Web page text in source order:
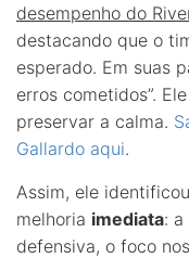
desempenho do
destacando que o
esperado. Em suas
erros cometidos”.
preservar a calma.
Gallardo aqui.
Assim, ele
melhoria imediata:
defensiva, o foco